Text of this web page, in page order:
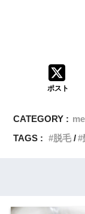
ポスト
CATEGORY :
TAGS :
脱毛